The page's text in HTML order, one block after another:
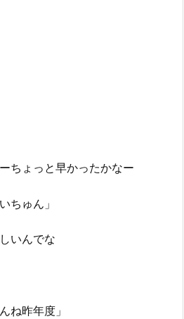
ちょっと早かったかなー
ちゅん」
いんでな
ね昨年度」